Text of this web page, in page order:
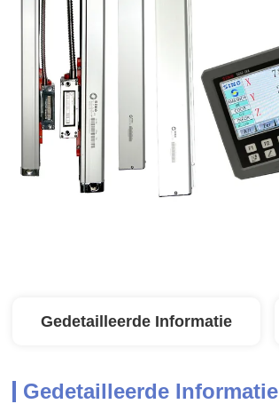
Gedetailleerde Informatie
Gedetailleerde Informatie